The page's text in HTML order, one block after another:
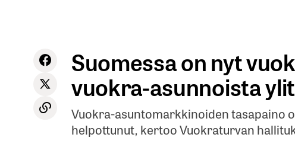
Suomessa on nyt
vuokra-asunnoista
Vuokra-asuntomarkkinoiden tasapaino
helpottunut, kertoo Vuokraturvan